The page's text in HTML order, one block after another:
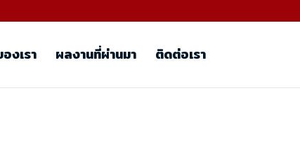
งเรา ผลงานที่ผ่านมา ติดต่อเรา